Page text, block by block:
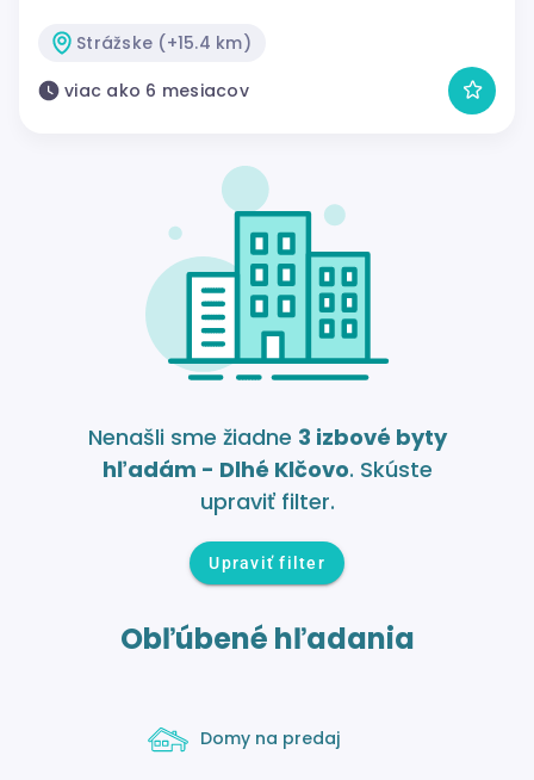
Strážske (+15.4 km)
viac ako 6 mesiacov
Nenašli sme žiadne 3 izbové byty
hľadám - Dlhé Klčovo. Skúste
upraviť filter.
Upraviť filter
Obľúbené hľadania
Domy na predaj